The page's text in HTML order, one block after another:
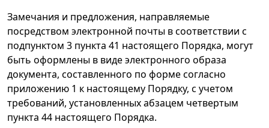
Замечания и предложения, направляемые
посредством электронной почты в соответствии с
подпунктом 3 пункта 41 настоящего Порядка, могут
быть оформлены в виде электронного образа
документа, составленного по форме согласно
приложению 1 к настоящему Порядку, с учетом
требований, установленных абзацем четвертым
пункта 44 настоящего Порядка.